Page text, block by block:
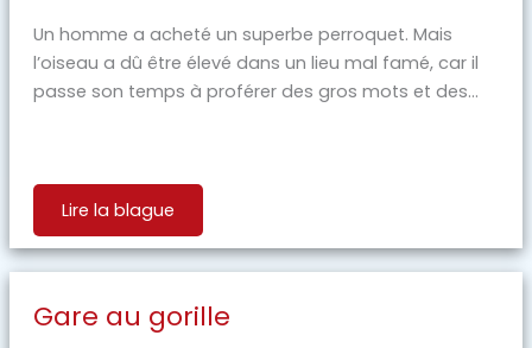
Un homme a acheté un superbe perroquet. Mais
l’oiseau a dû être élevé dans un lieu mal famé, car il
passe son temps à proférer des gros mots et des...
Lire la blague
Gare au gorille